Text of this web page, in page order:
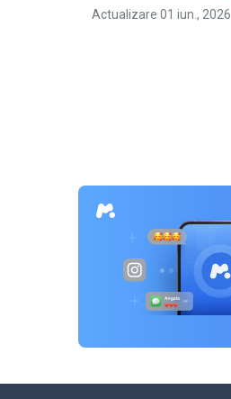
Actualizare 01 iun., 2026